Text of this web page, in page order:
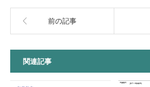
前の記事
関連記事